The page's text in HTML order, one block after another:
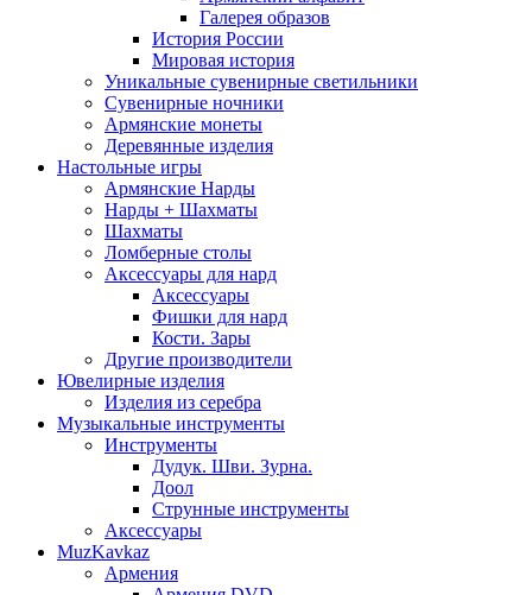
Галерея образов
История России
Мировая история
Уникальные сувенирные светильники
Сувенирные ночники
Армянские монеты
Деревянные изделия
Настольные игры
Армянские Нарды
Нарды + Шахматы
Шахматы
Ломберные столы
Аксессуары для нард
Аксессуары
Фишки для нард
Кости. Зары
Другие производители
Ювелирные изделия
Изделия из серебра
Музыкальные инструменты
Инструменты
Дудук. Шви. Зурна.
Доол
Струнные инструменты
Аксессуары
MuzKavkaz
Армения